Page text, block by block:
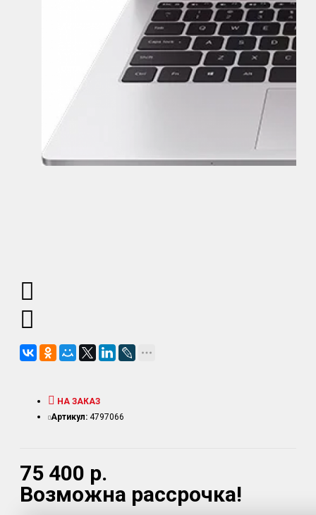
75 400 р.
Возможна рассрочка!
НА ЗАКАЗ
Артикул: 4797066